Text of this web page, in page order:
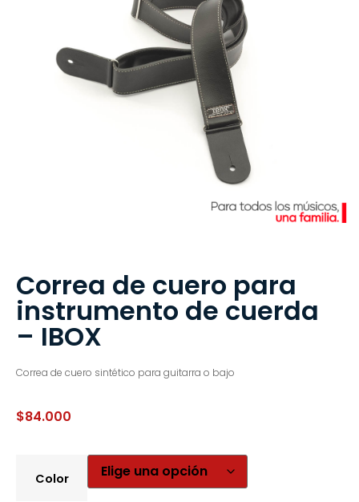
Correa de cuero para
instrumento de cuerda
– IBOX
Correa de cuero sintético para guitarra o bajo
$84.000
Color